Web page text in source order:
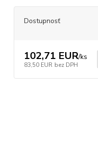
Dostupnosť
102,71 EUR/ks
83,50 EUR bez DPH